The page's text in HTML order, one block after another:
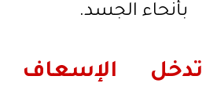
بأنحاء الجسد.
تدخل الإسعاف